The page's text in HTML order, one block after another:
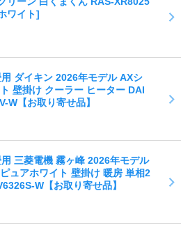
ワイト]
ダイキン 2026年モデル AXシ
壁掛け クーラー ヒーター DAI
W【お取り寄せ品】
三菱電機 霧ヶ峰 2026年モデル
ュアホワイト 壁掛け 暖房 単相2
W【お取り寄せ品】